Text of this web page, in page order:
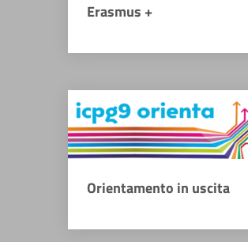
Erasmus +
Orientamento in uscita